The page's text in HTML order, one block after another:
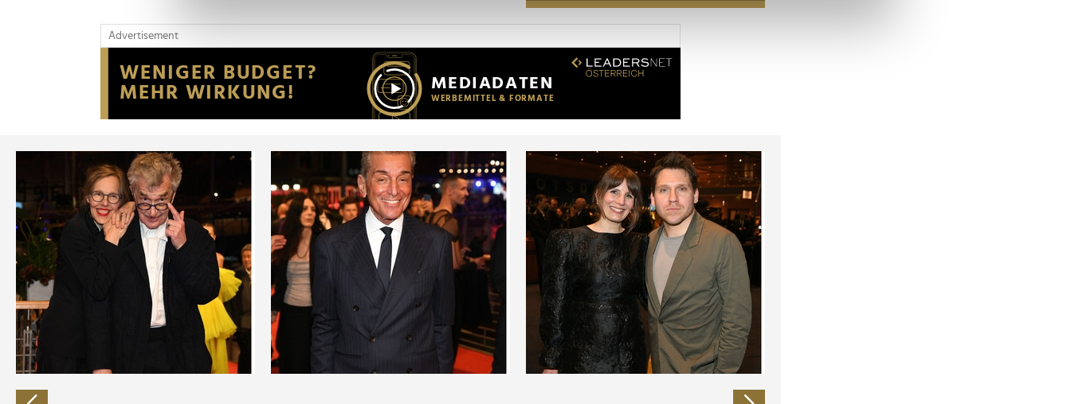
Wir verwenden Cookies, um Inhalte und Anzeigen zu personalisieren, Funktionen für soziale Medien anbieten zu können
Website an unsere Partner für soziale Medien, Werbung und Analysen weiter. Unsere Partner führen diese Informationen
möglicherweise mit weiteren Daten zusammen, die Sie ihnen bereitgestellt haben oder die sie im Rahmen Ihrer Nutzung
der Dienste gesammelt haben.
Advertisement